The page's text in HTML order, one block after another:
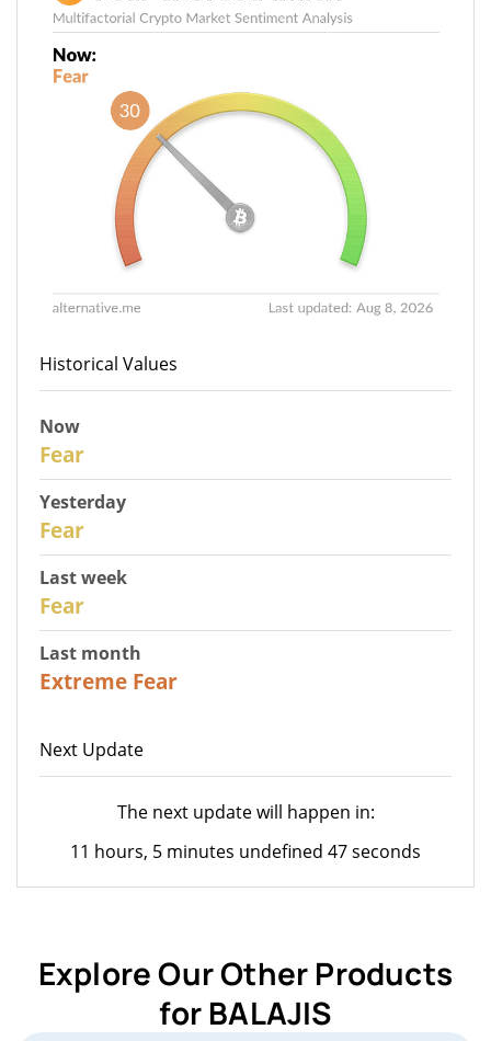
Historical Values
Now
Fear
Yesterday
Fear
Last week
Fear
Last month
Extreme Fear
Next Update
The next update will happen in:
11 hours, 5 minutes undefined 47 seconds
Explore Our Other Products
for BALAJIS